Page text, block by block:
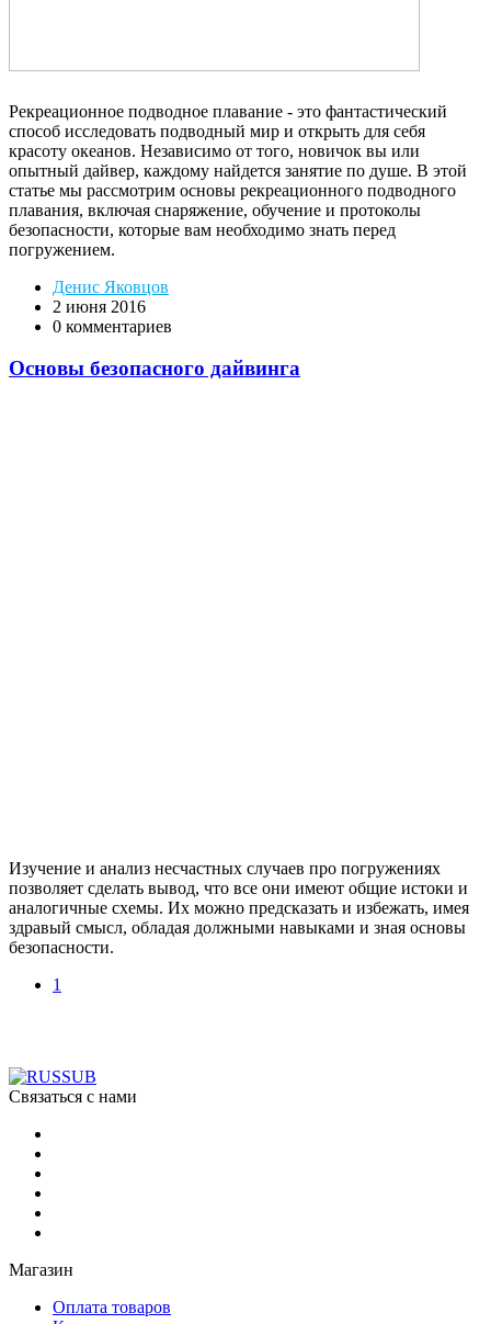
Рекреационное подводное плавание - это фантастический
способ исследовать подводный мир и открыть для себя
красоту океанов. Независимо от того, новичок вы или
опытный дайвер, каждому найдется занятие по душе. В этой
статье мы рассмотрим основы рекреационного подводного
плавания, включая снаряжение, обучение и протоколы
безопасности, которые вам необходимо знать перед
погружением.
Денис Яковцов
2 июня 2016
0 комментариев
Основы безопасного дайвинга
Изучение и анализ несчастных случаев про погружениях
позволяет сделать вывод, что все они имеют общие истоки и
аналогичные схемы. Их можно предсказать и избежать, имея
здравый смысл, обладая должными навыками и зная основы
безопасности.
1
Связаться с нами
Магазин
Оплата товаров